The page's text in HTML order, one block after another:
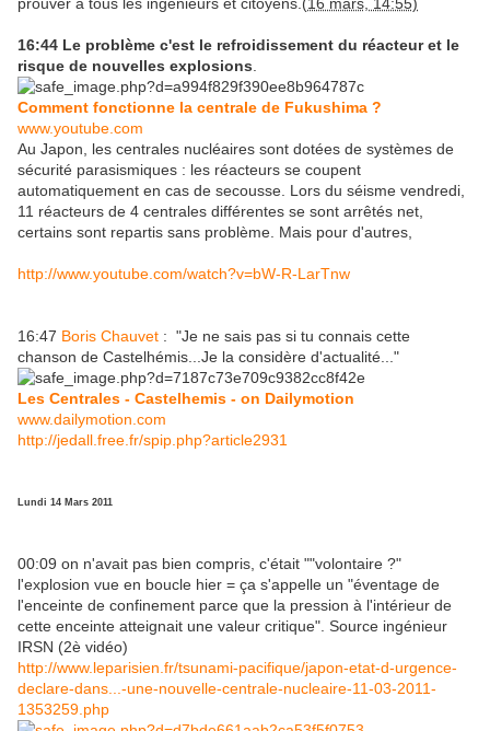
16:44 Le problème c'est le refroidissement du réacteur et le
risque de nouvelles explosions
Comment fonctionne la centrale de Fukushima ?
www.youtube.com
Au Japon, les centrales nucléaires sont dotées de systèmes de
sécurité parasismiques : les réacteurs se coupent
automatiquement en cas de secousse. Lors du séisme vendredi,
11 réacteurs de 4 centrales différentes se sont arrêtés net,
certains sont repartis sans problème. Mais pour d'autres,
http://www.youtube.com/watch?v=bW-R-LarTnw
16:47 Boris Chauvet : "Je ne sais pas si tu connais cette
chanson de Castelhémis...Je la considère d'actualité..."
Les Centrales - Castelhemis - on Dailymotion
www.dailymotion.com
http://jedall.free.fr/spip.php?article2931
Lundi 14 Mars 2011
00:09 on n'avait pas bien compris, c'était ""volontaire ?"
l'explosion vue en boucle hier = ça s'appelle un "éventage de
l'enceinte de confinement parce que la pression à l'intérieur de
cette enceinte atteignait une valeur critique". Source ingénieur
IRSN (2è vidéo)
http://www.leparisien.fr/tsunami-pacifique/japon-etat-d-urgence-
declare-dans...-une-nouvelle-centrale-nucleaire-11-03-2011-
1353259.php